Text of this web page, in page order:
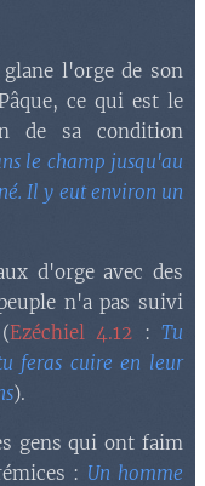
l'orge de son
ce qui est le
de sa condition
le champ jusqu'au
Il y eut environ un
d'orge avec des
n'a pas suivi
Ezéchiel 4.12 :Tu
feras cuire en leur
).
gens qui ont faim
: Un homme